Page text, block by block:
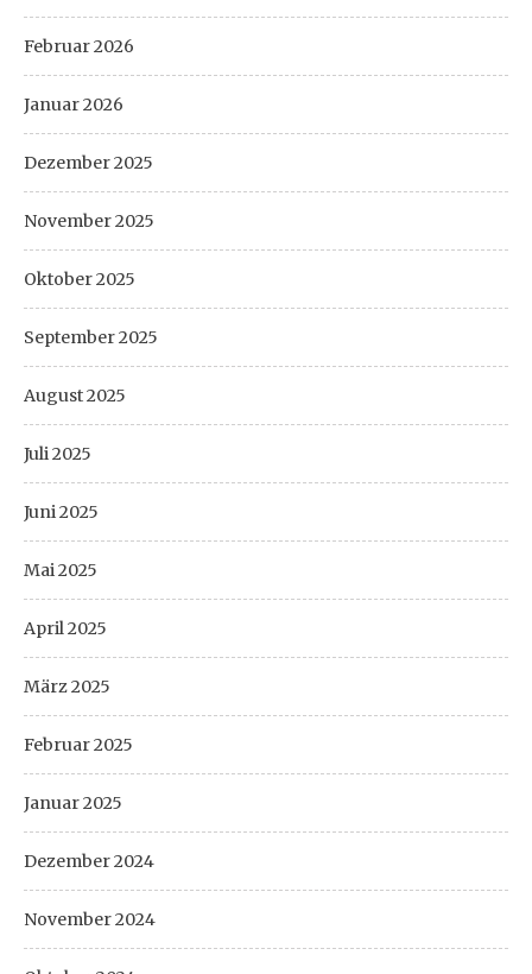
Februar 2026
Januar 2026
Dezember 2025
November 2025
Oktober 2025
September 2025
August 2025
Juli 2025
Juni 2025
Mai 2025
April 2025
März 2025
Februar 2025
Januar 2025
Dezember 2024
November 2024